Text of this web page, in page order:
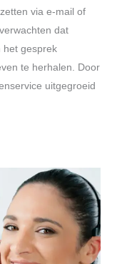
via e-mail of
dat
het gesprek
te herhalen. Door
uitgegroeid